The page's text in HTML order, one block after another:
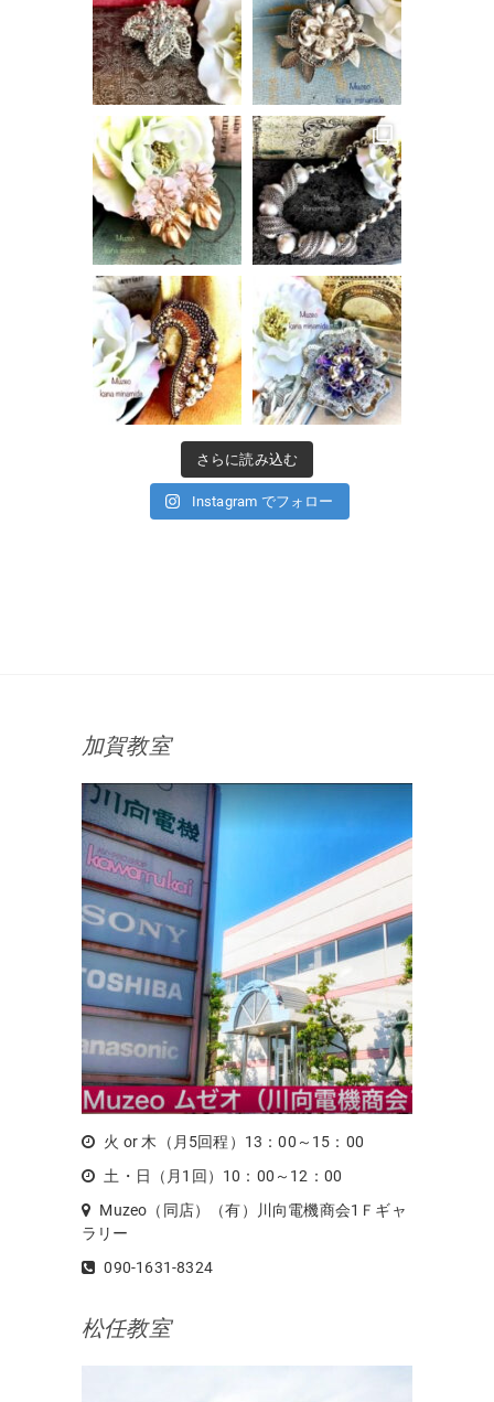
さらに読み込む
Instagram でフォロー
加賀教室
火 or 木（月5回程）13：00～15：00
土・日（月1回）10：00～12：00
Muzeo（同店）（有）川向電機商会1Ｆギャ
ラリー
090-1631-8324
松任教室